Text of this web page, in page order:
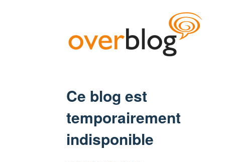
Ce blog est
temporairement
indisponible